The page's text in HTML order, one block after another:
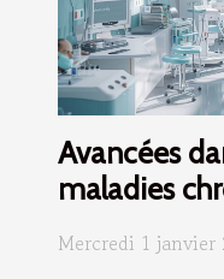
Avancées
maladies
Mercredi 1 janvier